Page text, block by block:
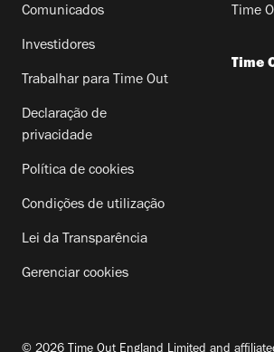
Comunicados
Investidores
Trabalhar para Time Out
Declaração de
privacidade
Política de cookies
Condições de utilização
Lei da Transparência
Gerenciar cookies
Time
Time